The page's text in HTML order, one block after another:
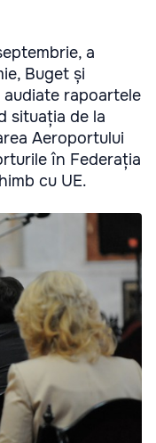
a
Buget și
audiate rapoartele
situația de la
Aeroportului
în Federația
cu UE.